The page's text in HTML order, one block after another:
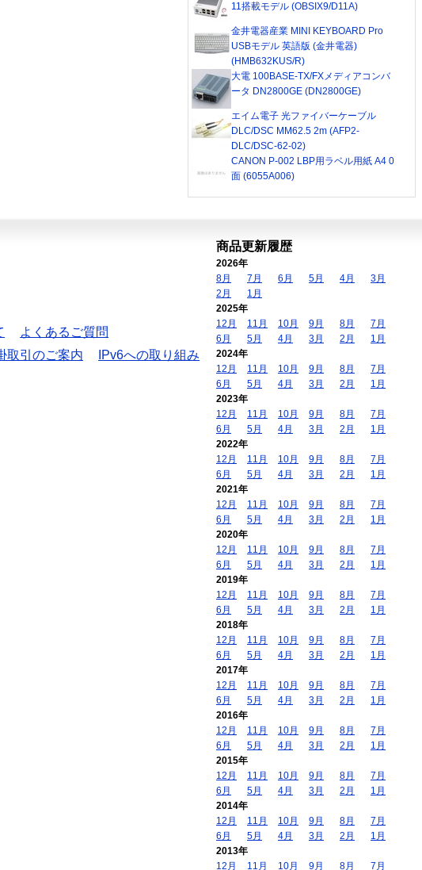
11搭載モデル (OBSIX9/D11A)
金井電器産業 MINI KEYBOARD Pro
USBモデル 英語版 (金井電器)
(HMB632KUS/R)
大電 100BASE-TX/FXメディアコンバ
ータ DN2800GE (DN2800GE)
エイム電子 光ファイバーケーブル
DLC/DSC MM62.5 2m (AFP2-
DLC/DSC-62-02)
CANON P-002 LBP用ラベル用紙 A4 0
面 (6055A006)
よくあるご質問
取引のご案内
IPv6への取り組み
商品更新履歴
2026年
8月
7月 6月 5月 4月
3月
2月
1月
2025年
12月
11月 10月 9月 8月
7月
6月
5月 4月 3月 2月
1月
2024年
12月
11月 10月 9月 8月
7月
6月
5月 4月 3月 2月
1月
2023年
12月
11月 10月 9月 8月
7月
6月
5月 4月 3月 2月
1月
2022年
12月
11月 10月 9月 8月
7月
6月
5月 4月 3月 2月
1月
2021年
12月
11月 10月 9月 8月
7月
6月
5月 4月 3月 2月
1月
2020年
12月
11月 10月 9月 8月
7月
6月
5月 4月 3月 2月
1月
2019年
12月
11月 10月 9月 8月
7月
6月
5月 4月 3月 2月
1月
2018年
12月
11月 10月 9月 8月
7月
6月
5月 4月 3月 2月
1月
2017年
12月
11月 10月 9月 8月
7月
6月
5月 4月 3月 2月
1月
2016年
12月
11月 10月 9月 8月
7月
6月
5月 4月 3月 2月
1月
2015年
12月
11月 10月 9月 8月
7月
6月
5月 4月 3月 2月
1月
2014年
12月
11月 10月 9月 8月
7月
6月
5月 4月 3月 2月
1月
2013年
12月
11月 10月 9月 8月 7月